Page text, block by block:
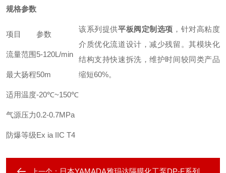
规格参数
项目 参数
流量范围 5-120L/min
最大扬程50m
适用温度-20℃~150℃
气源压力0.2-0.7MPa
防爆等级Ex ia IIC T4
该系列提供平板阀定制选项 ，针对高粘度
介质优化流道设计，减少残留。其模块化
结构支持快速拆洗，维护时间较同类产品
缩短60%。
日本YAMADA雅玛达隔膜化工泵DP-F系列